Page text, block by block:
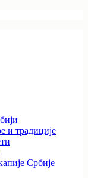
и традиције
Србије